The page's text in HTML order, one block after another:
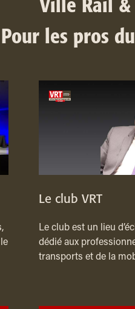
Ville Rail &
Pour les pros
Le club VRT
Le club est un lieu
dédié aux
transports et de la